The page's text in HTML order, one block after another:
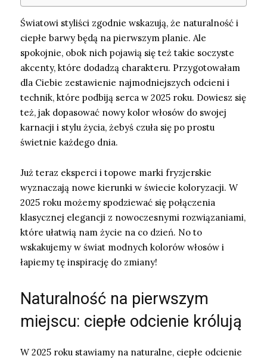
Światowi styliści zgodnie wskazują, że naturalność i
ciepłe barwy będą na pierwszym planie. Ale
spokojnie, obok nich pojawią się też takie soczyste
akcenty, które dodadzą charakteru. Przygotowałam
dla Ciebie zestawienie najmodniejszych odcieni i
technik, które podbiją serca w 2025 roku. Dowiesz się
też, jak dopasować nowy kolor włosów do swojej
karnacji i stylu życia, żebyś czuła się po prostu
świetnie każdego dnia.
Już teraz eksperci i topowe marki fryzjerskie
wyznaczają nowe kierunki w świecie koloryzacji. W
2025 roku możemy spodziewać się połączenia
klasycznej elegancji z nowoczesnymi rozwiązaniami,
które ułatwią nam życie na co dzień. No to
wskakujemy w świat modnych kolorów włosów i
łapiemy tę inspirację do zmiany!
Naturalność na pierwszym
miejscu: ciepłe odcienie królują
W 2025 roku stawiamy na naturalne, ciepłe odcienie